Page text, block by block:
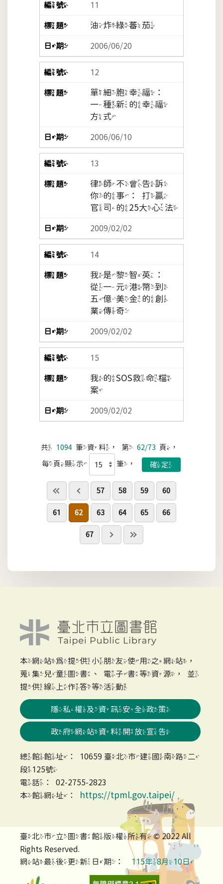
11
油炸綠蕃茄
2006/06/20
12
單細胞幸福：
一種新的幸福
方式
2006/06/10
13
律師不會告訴
你的事：打贏
官司的25大心法
2009/02/02
14
我是黎智英：
從一元港幣到
五億美金的創
業傳奇
2009/02/02
15
我的SOS救命檔
案
2009/02/02
共 1094 筆資料，第 62/73 頁，
每頁顯示 筆，
57 58 59 60
61 62 63 64 65 66
67
本網站為提供小朋友使用之網站，
蒐集兒童圖書、電子書等資源，並
提供線上作答等活動
隱私權及資訊安全政策
政府網站資料開放宣告
總館館址：10659 臺北市建國南路二
段125號
電話：02-2755-2823
本館網址：
https://tpml.gov.taipei/
臺北市立圖書館版權所有 © 2022 All
Rights Reserved.
網站最後更新日期：
115年8月10日